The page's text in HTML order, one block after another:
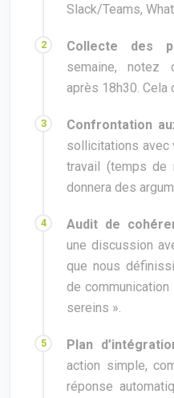
Slack/Teams,
Collecte des
semaine, notez
après 18h30. Cela
Confrontation
sollicitations avec
travail (temps de
donnera des
Audit de
une discussion
que nous
de
sereins ».
Plan
action simple,
réponse